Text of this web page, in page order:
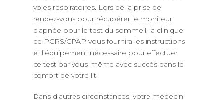
voies respiratoires. Lors de la prise de
rendez-vous pour récupérer le moniteur
d’apnée pour le test du sommeil, la clinique
de PCRS/CPAP vous fournira les instructions
et l’équipement nécessaire pour effectuer
ce test par vous-même avec succès dans le
confort de votre lit.
Dans d’autres circonstances, votre médecin